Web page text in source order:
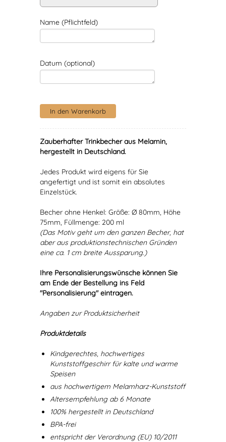
Name (Pflichtfeld)
Datum (optional)
Zauberhafter Trinkbecher aus Melamin,
hergestellt in Deutschland.
Jedes Produkt wird eigens für Sie
angefertigt und ist somit ein absolutes
Einzelstück.
Becher ohne Henkel: Größe: Ø 80mm, Höhe
75mm, Füllmenge: 200 ml
(Das Motiv geht um den ganzen Becher, hat
aber aus produktionstechnischen Gründen
eine ca. 1 cm breite Aussparung.)
Ihre Personalisierungswünsche können Sie
am Ende der Bestellung ins Feld
"Personalisierung" eintragen.
Angaben zur Produktsicherheit
Produktdetails
Kindgerechtes, hochwertiges
Kunststoffgeschirr für kalte und warme
Speisen
aus hochwertigem Melamharz-Kunststoff
Altersempfehlung ab 6 Monate
100% hergestellt in Deutschland
BPA-frei
entspricht der Verordnung (EU) 10/2011